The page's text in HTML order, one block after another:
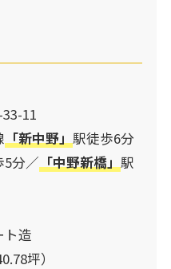
11
「新中野」 駅徒歩6分
5分／ 「中野新橋」 駅
ト造
坪）